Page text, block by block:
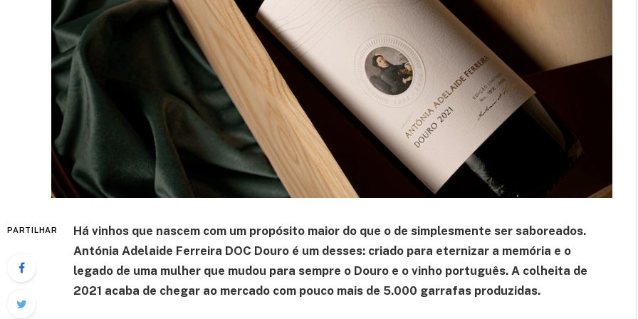
PARTILHAR
Há vinhos que nascem com um propósito maior do que o de simplesmente ser saboreados.
Antónia Adelaide Ferreira DOC Douro é um desses: criado para eternizar a memória e o
legado de uma mulher que mudou para sempre o Douro e o vinho português. A colheita de
2021 acaba de chegar ao mercado com pouco mais de 5.000 garrafas produzidas.